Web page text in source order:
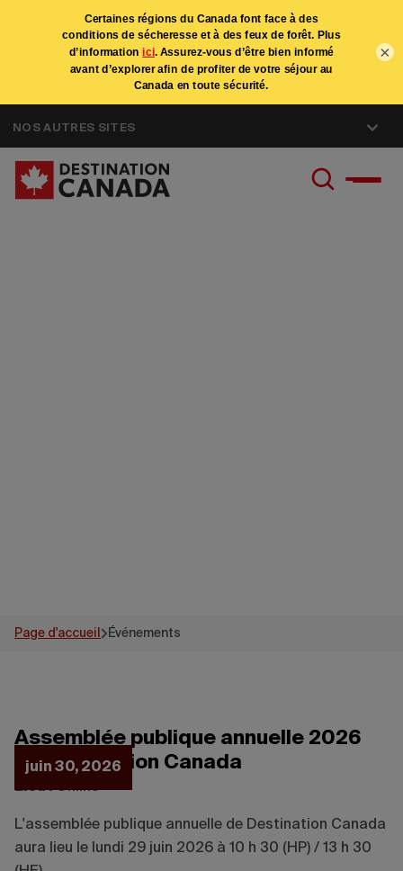
NOS AUTRES SITES
Page d'accueil Événements
juin 30, 2026
Assemblée publique annuelle 2026
de Destination Canada
Lieu :Online
L'assemblée publique annuelle de Destination Canada
aura lieu le lundi 29 juin 2026 à 10 h 30 (HP) / 13 h 30
×